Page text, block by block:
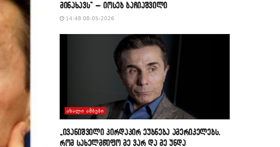
მინახავს” – იოსებ ბაჩიაშვილი
14:48 08-05-2026
ᲐᲮᲐᲚᲘ ᲐᲛᲑᲔᲑᲘ
„ივანიშვილი პირდაპირ ეუბნება ამერიკელებს,
რომ სახელმწიფო მე ვარ და მე უნდა